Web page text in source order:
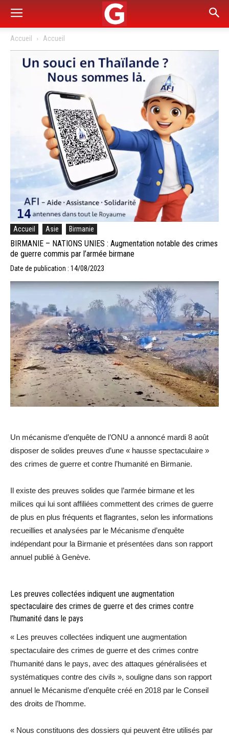
Accueil Accueil
Accueil Asie Birmanie
BIRMANIE – NATIONS UNIES : Augmentation notable des crimes
de guerre commis par l’armée birmane
Date de publication : 14/08/2023
Un mécanisme d’enquête de l’ONU a annoncé mardi 8 août
disposer de solides preuves d’une « hausse spectaculaire »
des crimes de guerre et contre l’humanité en Birmanie.
Il existe des preuves solides que l’armée birmane et les
milices qui lui sont affiliées commettent des crimes de guerre
de plus en plus fréquents et flagrantes, selon les informations
recueillies et analysées par le Mécanisme d’enquête
indépendant pour la Birmanie et présentées dans son rapport
annuel publié à Genève.
Les preuves collectées indiquent une augmentation
spectaculaire des crimes de guerre et des crimes contre
l’humanité dans le pays
« Les preuves collectées indiquent une augmentation
spectaculaire des crimes de guerre et des crimes contre
l’humanité dans le pays, avec des attaques généralisées et
systématiques contre des civils », souligne dans son rapport
annuel le Mécanisme d’enquête créé en 2018 par le Conseil
des droits de l’homme.
« Nous constituons des dossiers qui peuvent être utilisés par